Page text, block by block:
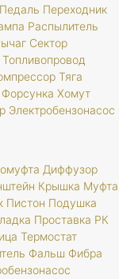
Педаль Переходник
Распылитель
Сектор
Топливопровод
Тяга
Форсунка Хомут
Электробензонасос
Диффузор
Крышка Муфта
Пистон Подушка
Проставка РК
Термостат
Фальш Фибра